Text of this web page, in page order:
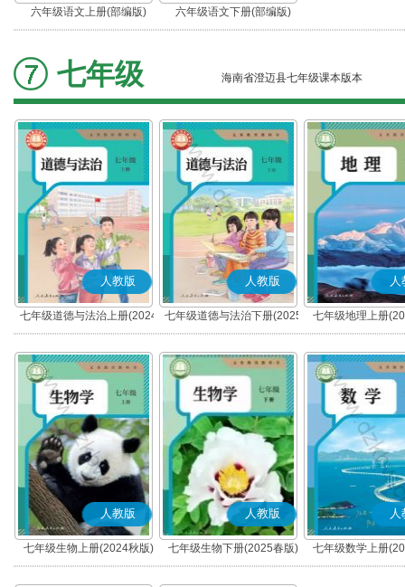
六年级语文上册(部编版) 六年级语文下册(部编版)
七年级 海南省澄迈县七年级课本版本
人教版
七年级道德与法治上册(2024
秋版)(部编版)
人教版
七年级道德与法治下册(2025
春版)(部编版)
人
七年级地理上册
人教版
七年级生物上册(2024秋版)
人教版
七年级生物下册(2025春版)
人
七年级数学上册